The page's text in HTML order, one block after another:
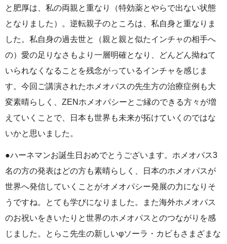
と肥厚は、私の両親と重なり（特効薬とやらで出ない状態
となりました）。逆転親子のところは、私自身と重なりま
した。私自身の過去世と（親と親と似たインチャの相手へ
の）愛の足りなさもより一層明確となり、どんどん拗ねて
いられなくなることを残念がっているインチャを感じま
す。今回ご講演されたホメオパスの先生方の治療症例も大
変素晴らしく、ZENホメオパシーとご縁のできる方々が増
えていくことで、日本も世界も未来が拓けていくのではな
いかと思いました。
●ハーネマンお誕生日おめでとうございます。ホメオパス3
名の方の発表はどの方も素晴らしく、日本のホメオパスが
世界へ発信していくことがオメオパシー発展の力になりそ
うですね。とても学びになりました。また海外ホメオパス
のお祝いをきいたりと世界のホメオパスとのつながりを感
じました。とらこ先生の新しいφソーラ・カビもさまざまな